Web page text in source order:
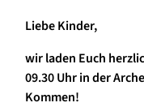
Liebe Kinder,
wir laden Euch
09.30 Uhr in der
Kommen!